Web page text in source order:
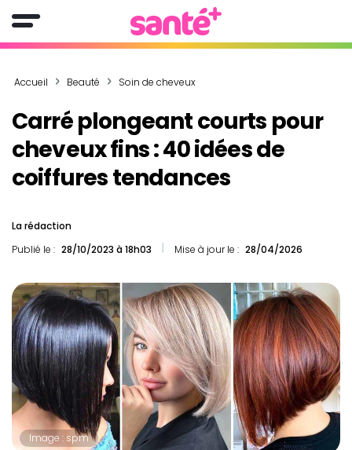
Accueil Beauté Soin de cheveux
Carré plongeant courts pour
cheveux fins : 40 idées de
coiffures tendances
La rédaction
Publié le : 28/10/2023 à 18h03 Mise à jour le : 28/04/2026
Image : spm